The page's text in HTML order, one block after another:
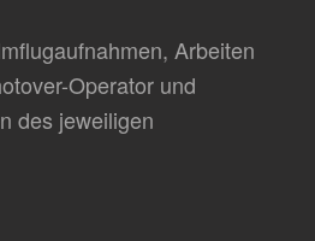
Arbeiten
Operator und
des jeweiligen